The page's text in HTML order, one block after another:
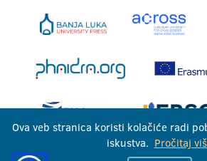
Ova veb stranica koristi kolačiće radi
iskustva. Pročitaj